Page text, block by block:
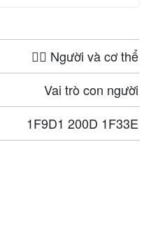
🤦‍♀️ Người và cơ thể
Vai trò con người
1F9D1 200D 1F33E